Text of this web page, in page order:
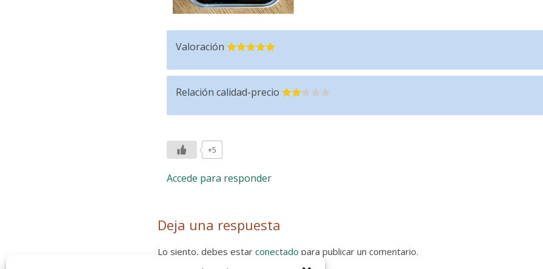
Valoración
Relación calidad-precio
+5
Accede para responder
Deja una respuesta
Lo siento, debes estar conectado para publicar un comentario.